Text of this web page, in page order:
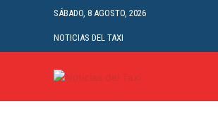
SÁBADO, 8 AGOSTO, 2026
NOTICIAS DEL TAXI